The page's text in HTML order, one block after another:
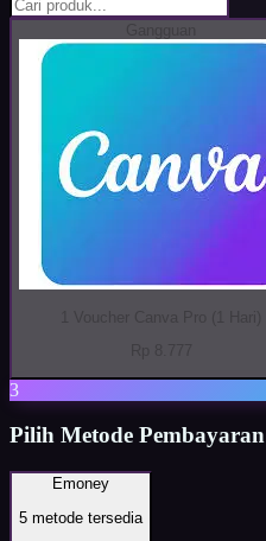
3
Pilih Metode Pembayaran
Emoney
5 metode tersedia